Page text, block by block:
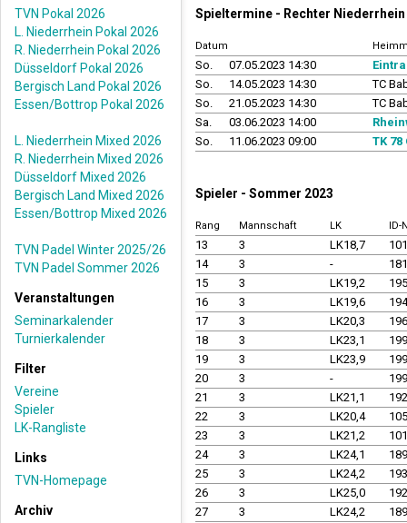
TVN Pokal 2026
L. Niederrhein Pokal 2026
R. Niederrhein Pokal 2026
Düsseldorf Pokal 2026
Bergisch Land Pokal 2026
Essen/Bottrop Pokal 2026
L. Niederrhein Mixed 2026
R. Niederrhein Mixed 2026
Düsseldorf Mixed 2026
Bergisch Land Mixed 2026
Essen/Bottrop Mixed 2026
TVN Padel Winter 2025/26
TVN Padel Sommer 2026
Veranstaltungen
Seminarkalender
Turnierkalender
Filter
Vereine
Spieler
LK-Rangliste
Links
TVN-Homepage
Archiv
Spieltermine - Rechter
Datum
So. 07.05.2023 14:30
So.
14.05.2023 14:30
TC
So.
21.05.2023 14:30
TC
Sa.
03.06.2023 14:00
So.
11.06.2023 09:00 TK
Spieler - Sommer 2023
Rang Mannschaft LK ID-
13 3 LK18,7
14
3 -
15
3 LK19,2
16
3 LK19,6
17
3 LK20,3
18
3 LK23,1
19
3 LK23,9
20
3 -
21
3 LK21,1
22
3 LK20,4
23
3 LK21,2
24
3 LK24,1
25
3 LK24,2
26
3 LK25,0
27
3 LK24,2